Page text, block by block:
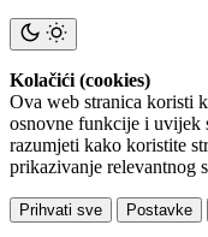
Kolačići (cookies)
Ova web stranica koristi
osnovne funkcije i uvijek
razumjeti kako koristite
prikazivanje relevantnog
Prihvati sve Postavke